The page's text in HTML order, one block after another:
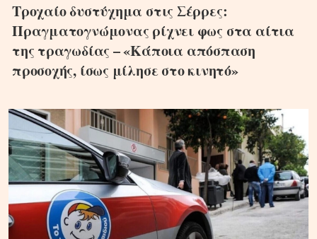
Τροχαίο δυστύχημα στις Σέρρες:
Πραγματογνώμονας ρίχνει φως στα αίτια
της τραγωδίας – «Κάποια απόσπαση
προσοχής, ίσως μίλησε στο κινητό»